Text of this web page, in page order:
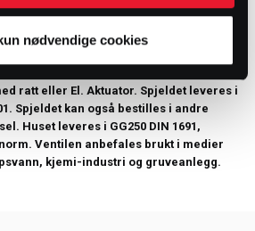
nødvendige cookies
ratt eller El. Aktuator. Spjeldet leveres i
Spjeldet kan også bestilles i andre
Huset leveres i GG250 DIN 1691,
Ventilen anbefales brukt i medier
kjemi-industri og gruveanlegg.